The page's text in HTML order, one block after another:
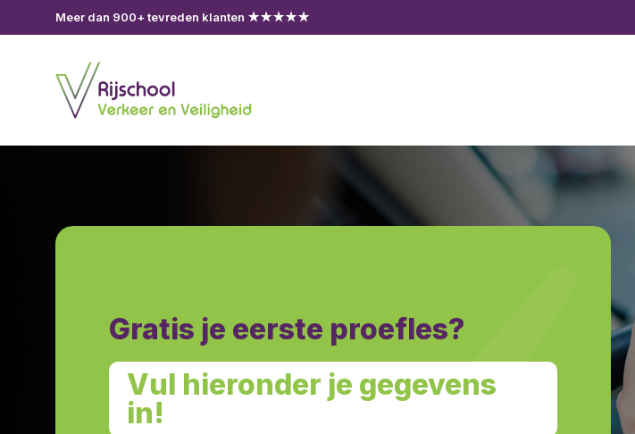
Meer dan 900+ tevreden klanten ★★★★★
Gratis je eerste proefles?
Vul hieronder je gegevens
in!